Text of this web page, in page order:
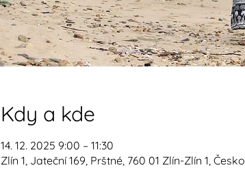
Kdy a kde
14. 12. 2025 9:00 – 11:30
Zlín 1, Jateční 169, Prštné, 760 01 Zlín-Zlín 1, Česko